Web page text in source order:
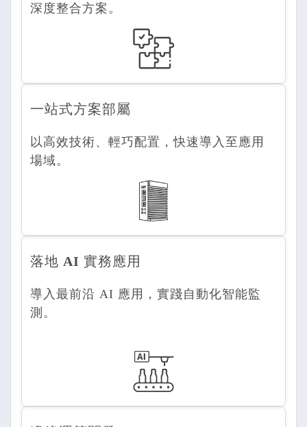
深度整合方案。
一站式方案部屬
以高效技術、輕巧配置，快速導入至應用
場域。
落地 AI 實務應用
導入最前沿 AI 應用，實踐自動化智能監
測。